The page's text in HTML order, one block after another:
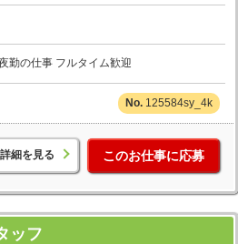
勤の仕事 フルタイム歓迎
125584sy_4k
詳細を見る このお仕事に応募
ッフ